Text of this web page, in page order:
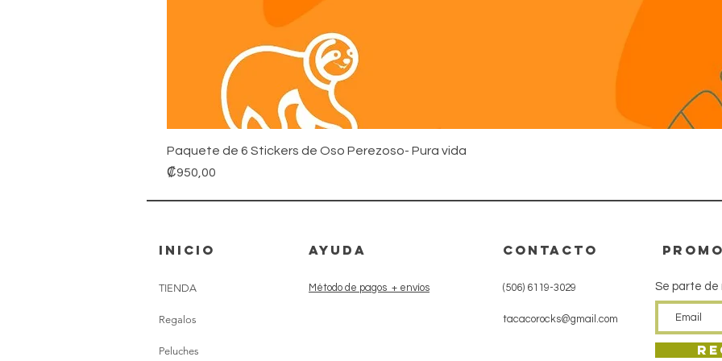
Paquete de 6 Stickers de Oso Perezoso- Pura vida
Precio
₡950,00
inicio
TIENDA
Regalos
Peluches
AYUDA
Método de pagos + envíos
CONTACTo
(506) 6119-3029
tacacorocks@gmail.com
Se parte de